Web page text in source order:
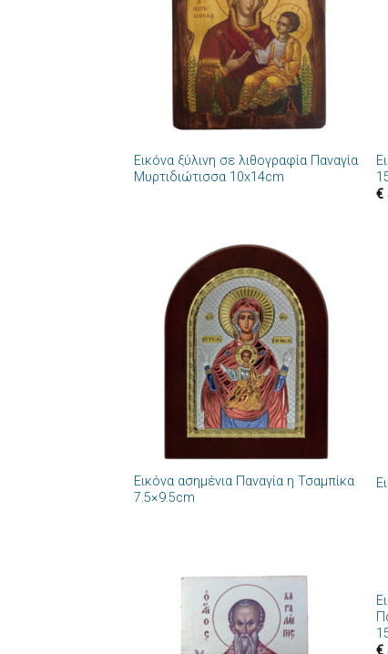
Εικόνα ξύλινη σε λιθογραφία Παναγία
Μυρτιδιώτισσα 10x14cm
€
Πρόσθήκη
στην λίστα
επιθυμιών
Εικόνα ασημένια Παναγία η Τσαμπίκα
7.5×9.5cm
στην λίστα
επιθυμιών
€